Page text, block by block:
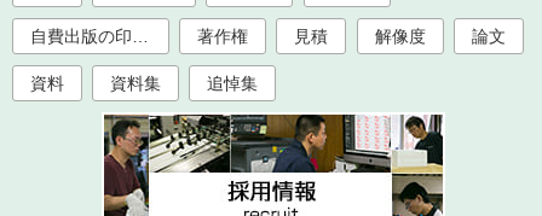
著作権 見積 解像度 論文
資料 資料集 追悼集